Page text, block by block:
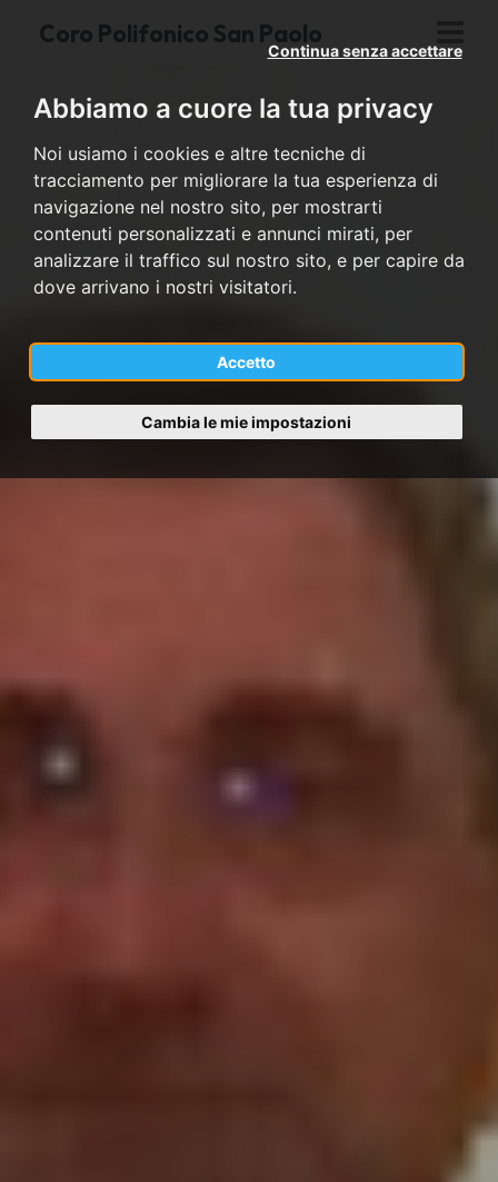
Abbiamo a cuore la tua privacy
Noi usiamo i cookies e altre tecniche di
tracciamento per migliorare la tua esperienza di
navigazione nel nostro sito, per mostrarti
contenuti personalizzati e annunci mirati, per
analizzare il traffico sul nostro sito, e per capire da
dove arrivano i nostri visitatori.
Accetto
Continua senza accettare
Cambia le mie impostazioni
Coro Polifonico San Paolo